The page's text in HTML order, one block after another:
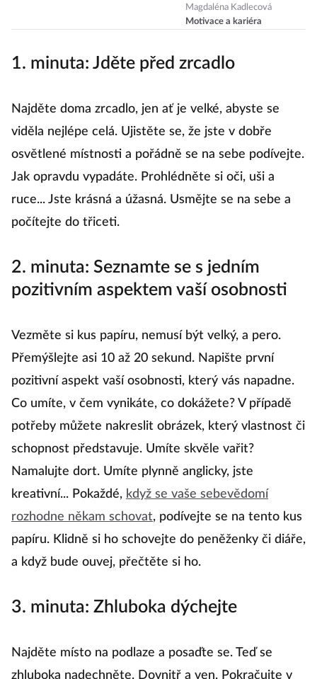
zářit, pak zapálíte
i ostatní
Magdaléna Kadlecová
Motivace a kariéra
1. minuta: Jděte před zrcadlo
Najděte doma zrcadlo, jen ať je velké, abyste se
viděla nejlépe celá. Ujistěte se, že jste v dobře
osvětlené místnosti a pořádně se na sebe podívejte.
Jak opravdu vypadáte. Prohlédněte si oči, uši a
ruce... Jste krásná a úžasná. Usmějte se na sebe a
počítejte do třiceti.
2. minuta: Seznamte se s jedním
pozitivním aspektem vaší osobnosti
Vezměte si kus papíru, nemusí být velký, a pero.
Přemýšlejte asi 10 až 20 sekund. Napište první
pozitivní aspekt vaší osobnosti, který vás napadne.
Co umíte, v čem vynikáte, co dokážete? V případě
potřeby můžete nakreslit obrázek, který vlastnost či
schopnost představuje. Umíte skvěle vařit?
Namalujte dort. Umíte plynně anglicky, jste
kreativní... Pokaždé, když se vaše sebevědomí
rozhodne někam schovat, podívejte se na tento kus
papíru. Klidně si ho schovejte do peněženky či diáře,
a když bude ouvej, přečtěte si ho.
3. minuta: Zhluboka dýchejte
Najděte místo na podlaze a posaďte se. Teď se
zhluboka nadechněte. Dovnitř a ven. Pokračujte v